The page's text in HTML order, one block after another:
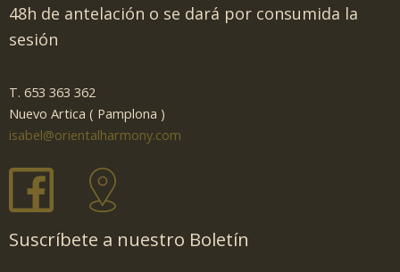
48h de antelación o se dará por consumida la
sesión
T. 653 363 362
Nuevo Artica ( Pamplona )
isabel@orientalharmony.com
Suscríbete a nuestro Boletín